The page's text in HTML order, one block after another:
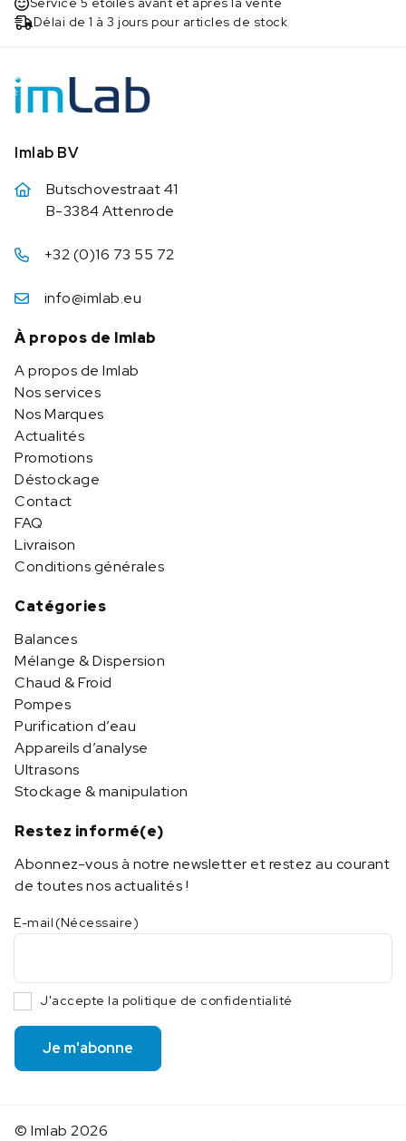
Délai de 1 à 3 jours pour articles de stock
Imlab BV
Butschovestraat 41
B-3384 Attenrode
+32 (0)16 73 55 72
info@imlab.eu
À propos de Imlab
A propos de Imlab
Nos services
Nos Marques
Actualités
Promotions
Déstockage
Contact
FAQ
Livraison
Conditions générales
Catégories
Balances
Mélange & Dispersion
Chaud & Froid
Pompes
Purification d’eau
Appareils d’analyse
Ultrasons
Stockage & manipulation
Restez informé(e)
Abonnez-vous à notre newsletter et restez au courant
de toutes nos actualités !
E-mail (Nécessaire)
J'accepte la politique de confidentialité
Je m'abonne
© Imlab 2026